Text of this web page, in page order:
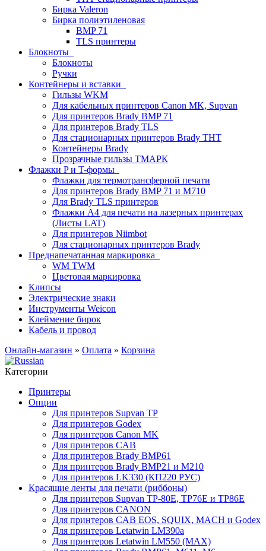
Бирка Valeron
Бирка полиэтиленовая
BMP 71
TLS принтеры
Блокноты
Блокноты
Ручки
Контейнеры и вставки
Гильзы WKM
Для кабельных принтеров Canon MK, Supvan
Для принтеров Brady BMP 71
Для принтеров Brady TLS
Для стационарных принтеров Brady THT
Контейнеры Brady
Прозрачные гильзы ТМАРК
Флажки P и T-формы
Флажки для термотрансферной печати
Для принтеров Brady BMP 71 и M710
Для Brady TLS принтеров
Флажки A4 для печати на лазерных принтерах
(Листы LAT)
Для принтеров Niimbot
Для стационарных принтеров Brady
Преднапечатанная маркировка
WM TWM
Цветовая маркировка
Клипсы
Электрические знаки
Инструменты Weicon
Клеймение бирок
Кабель и провод
Онлайн-магазин » Оплата » Корзина
Категории
Принтеры
Опции
Для принтеров Supvan TP
Для принтеров Godex
Для принтеров Canon MK
Для принтеров CAB
Для принтеров Brady BMP61
Для принтеров Brady BMP21 и M210
Для принтеров LK330 (КП220 РУС)
Красящие ленты для печати (риббоны)
Для принтеров Supvan TP-80E, TP76E и TP86E
Для принтеров CANON
Для принтеров CAB EOS, SQUIX, MACH и Godex
Для принтеров Letatwin LM390a
Для принтеров Letatwin LM550 (MAX)